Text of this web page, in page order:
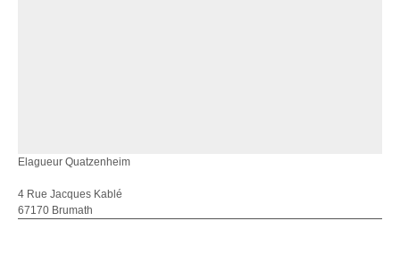
Elagueur Quatzenheim
4 Rue Jacques Kablé
67170 Brumath